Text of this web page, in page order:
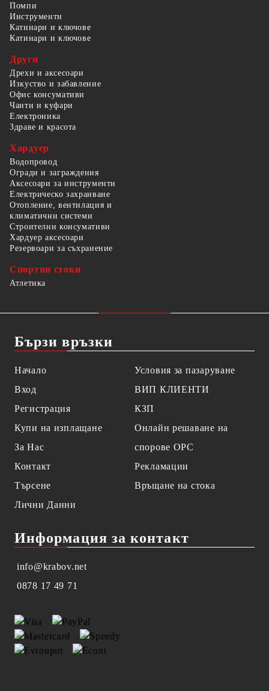
Помпи
Инструменти
Катинари и ключове
Катинари и ключове
Други
Дрехи и аксесоари
Изкуство и забавление
Офис консумативи
Чанти и куфари
Електроника
Здраве и красота
Хардуер
Водопровод
Огради и заграждения
Аксесоари за инструменти
Електрическо захранване
Отопление, вентилация и
климатични системи
Строителни консумативи
Хардуер аксесоари
Резервоари за съхранение
Спортни стоки
Атлетика
Бързи връзки
Начало
Вход
Регистрация
Купи на изплащане
За Нас
Контакт
Търсене
Лични Данни
Условия за пазаруване
ВИП КЛИЕНТИ
КЗП
Онлайн решаване на
спорове OPC
Рекламации
Връщане на стока
Информация за контакт
info@krabov.net
0878 17 49 71